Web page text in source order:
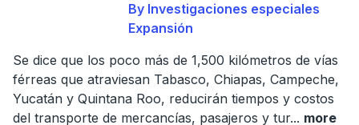
By Investigaciones especiales
Expansión
Se dice que los poco más de 1,500 kilómetros de vías
férreas que atraviesan Tabasco, Chiapas, Campeche,
Yucatán y Quintana Roo, reducirán tiempos y costos
del transporte de mercancías, pasajeros y tur... more